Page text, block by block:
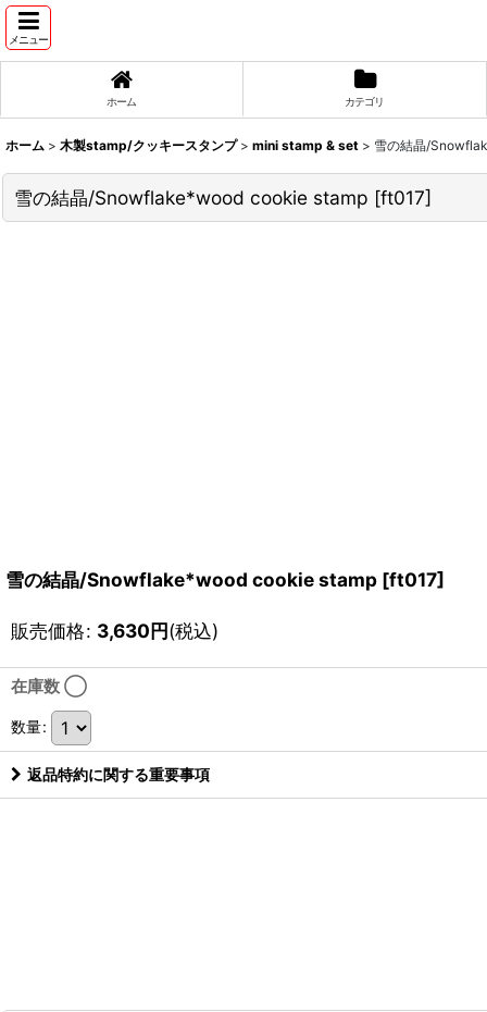
メニュー
ホーム カテゴリ
ホーム > 木製stamp/クッキースタンプ > mini stamp & set > 雪の結晶/
雪の結晶/Snowflake*wood cookie stamp [ft017]
雪の結晶/Snowflake*wood cookie stamp [ft017]
販売価格: 3,630円(税込)
在庫数 ◯
数量:
返品特約に関する重要事項